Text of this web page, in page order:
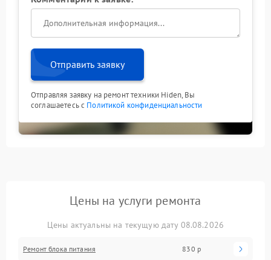
Отправить заявку
Отправляя заявку на ремонт техники Hiden, Вы
соглашаетесь с Политикой конфиденциальности
Цены на услуги ремонта
Цены актуальны на текущую дату 08.08.2026
Ремонт блока питания 830 р